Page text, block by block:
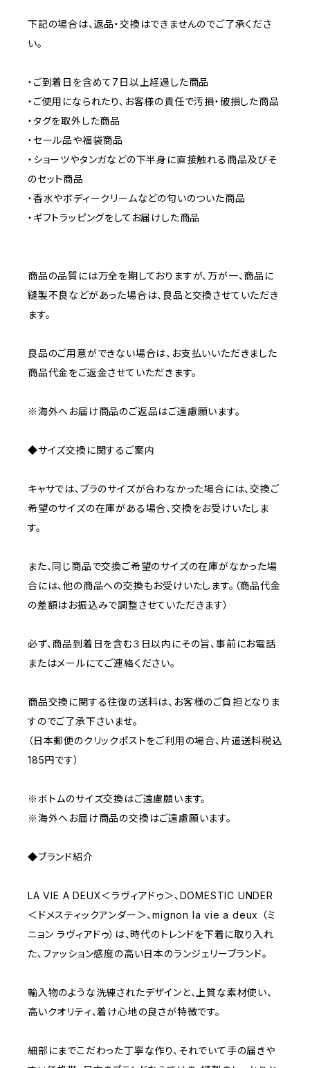
下記の場合は、返品・交換はできませんのでご了承くださ
い。
・ご到着日を含めて7日以上経過した商品
・ご使用になられたり、お客様の責任で汚損・破損した商品
・タグを取外した商品
・セール品や福袋商品
・ショーツやタンガなどの下半身に直接触れる商品及びそ
のセット商品
・香水やボディークリームなどの匂いのついた商品
・ギフトラッピングをしてお届けした商品
商品の品質には万全を期しておりますが、万が一、商品に
縫製不良などがあった場合は、良品と交換させていただき
ます。
良品のご用意ができない場合は、お支払いいただきました
商品代金をご返金させていただきます。
※海外へお届け商品のご返品はご遠慮願います。
◆サイズ交換に関するご案内
キャサでは、ブラのサイズが合わなかった場合には、交換ご
希望のサイズの在庫がある場合、交換をお受けいたしま
す。
また、同じ商品で交換ご希望のサイズの在庫がなかった場
合には、他の商品への交換もお受けいたします。（商品代金
の差額はお振込みで調整させていただきます）
必ず、商品到着日を含む３日以内にその旨、事前にお電話
またはメールにてご連絡ください。
商品交換に関する往復の送料は、お客様のご負担となりま
すのでご了承下さいませ。
（日本郵便のクリックポストをご利用の場合、片道送料税込
185円です）
※ボトムのサイズ交換はご遠慮願います。
※海外へお届け商品の交換はご遠慮願います。
◆ブランド紹介
LA VIE A DEUX＜ラヴィアドゥ＞、DOMESTIC UNDER
＜ドメスティックアンダー＞、mignon la vie a deux （ミ
ニョン ラヴィアドゥ）は、時代のトレンドを下着に取り入れ
た、ファッション感度の高い日本のランジェリーブランド。
輸入物のような洗練されたデザインと、上質な素材使い、
高いクオリティ、着け心地の良さが特徴です。
細部にまでこだわった丁寧な作り、それでいて手の届きや